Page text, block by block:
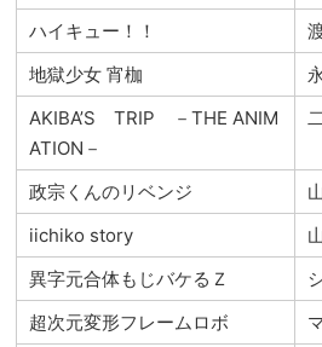
ハイキュー！！
地獄少女 宵枷
AKIBA’S TRIP －THE ANIM
ATION－
政宗くんのリベンジ
iichiko story
異字元合体もじバケるＺ
超次元変形フレームロボ